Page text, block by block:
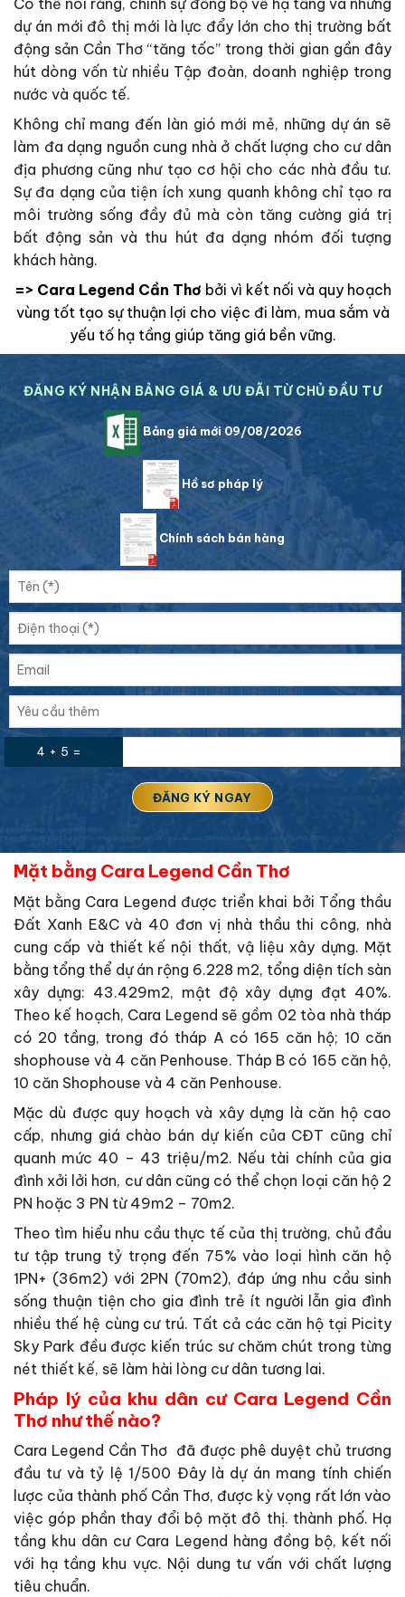
dự án mới đô thị mới là lực đẩy lớn cho thị trường bất
động sản Cần Thơ “tăng tốc” trong thời gian gần đây
hút dòng vốn từ nhiều Tập đoàn, doanh nghiệp trong
nước và quốc tế.
Không chỉ mang đến làn gió mới mẻ, những dự án sẽ
làm đa dạng nguồn cung nhà ở chất lượng cho cư dân
địa phương cũng như tạo cơ hội cho các nhà đầu tư.
Sự đa dạng của tiện ích xung quanh không chỉ tạo ra
môi trường sống đầy đủ mà còn tăng cường giá trị
bất động sản và thu hút đa dạng nhóm đối tượng
khách hàng.
=> Cara Legend Cần Thơ bởi vì kết nối và quy hoạch
vùng tốt tạo sự thuận lợi cho việc đi làm, mua sắm và
yếu tố hạ tầng giúp tăng giá bền vững.
ĐĂNG KÝ NHẬN BẢNG GIÁ & ƯU ĐÃI TỪ CHỦ ĐẦU TƯ
Bảng giá mới 09/08/2026
Hồ sơ pháp lý
Chính sách bán hàng
4 + 5 =
Mặt bằng Cara Legend Cần Thơ
Mặt bằng Cara Legend được triển khai bởi Tổng thầu
Đất Xanh E&C và 40 đơn vị nhà thầu thi công, nhà
cung cấp và thiết kế nội thất, vậ liệu xây dựng. Mặt
bằng tổng thể dự án rộng 6.228 m2, tổng diện tích sàn
xây dựng: 43.429m2, mật độ xây dựng đạt 40%.
Theo kế hoạch, Cara Legend sẽ gồm 02 tòa nhà tháp
có 20 tầng, trong đó tháp A có 165 căn hộ; 10 căn
shophouse và 4 căn Penhouse. Tháp B có 165 căn hộ,
10 căn Shophouse và 4 căn Penhouse.
Mặc dù được quy hoạch và xây dựng là căn hộ cao
cấp, nhưng giá chào bán dự kiến của CĐT cũng chỉ
quanh mức 40 – 43 triệu/m2. Nếu tài chính của gia
đình xởi lởi hơn, cư dân cũng có thể chọn loại căn hộ 2
PN hoặc 3 PN từ 49m2 – 70m2.
Theo tìm hiểu nhu cầu thực tế của thị trường, chủ đầu
tư tập trung tỷ trọng đến 75% vào loại hình căn hộ
1PN+ (36m2) với 2PN (70m2), đáp ứng nhu cầu sinh
sống thuận tiện cho gia đình trẻ ít người lẫn gia đình
nhiều thế hệ cùng cư trú. Tất cả các căn hộ tại Picity
Sky Park đều được kiến trúc sư chăm chút trong từng
nét thiết kế, sẽ làm hài lòng cư dân tương lai.
Pháp lý của khu dân cư Cara Legend Cần
Thơ như thế nào?
Cara Legend Cần Thơ đã được phê duyệt chủ trương
đầu tư và tỷ lệ 1/500 Đây là dự án mang tính chiến
lược của thành phố Cần Thơ, được kỳ vọng rất lớn vào
việc góp phần thay đổi bộ mặt đô thị. thành phố. Hạ
tầng khu dân cư Cara Legend hàng đồng bộ, kết nối
với hạ tầng khu vực. Nội dung tư vấn với chất lượng
tiêu chuẩn.